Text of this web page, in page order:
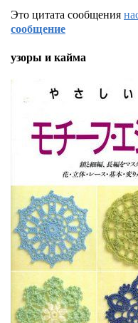
Это цитата сообщения
сообщение
узоры и кайма